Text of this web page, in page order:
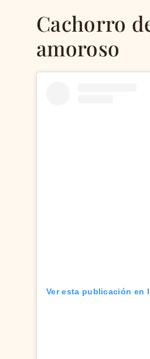
Cachorro
amoroso
Ver esta publicación en